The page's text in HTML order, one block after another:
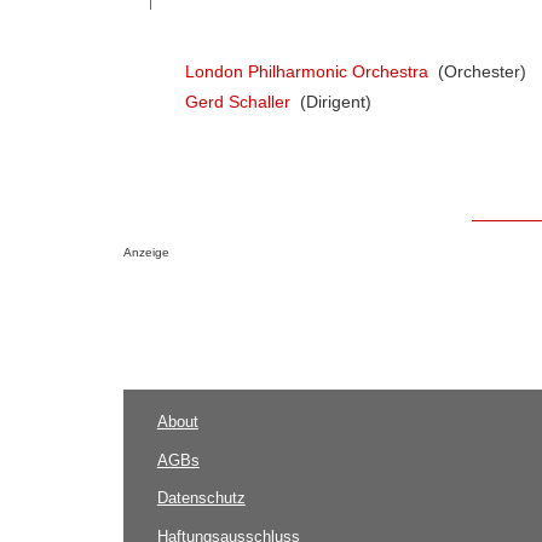
London Philharmonic Orchestra (Orchester)
Gerd Schaller (Dirigent)
Anzeige
About
AGBs
Datenschutz
Haftungsausschluss